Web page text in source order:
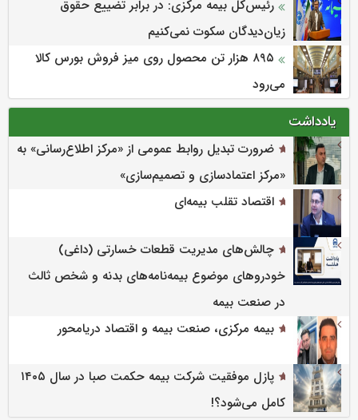
رئیس‌کل بیمه مرکزی: در برابر تضییع حقوق
زیان‌دیدگان سکوت نمی‌کنیم
۸۹۵ هزار تن محصول روی میز فروش بورس کالا
می‌‌رود
یادداشت
ضرورت تبدیل روابط عمومی از «مرکز اطلاع‌رسانی» به
«مرکز اعتمادسازی و تصمیم‌سازی»
اقتصاد تقلب بیمه‌ای
چالش‌های مدیریت قطعات خسارتی (داغی)
خودروهای موضوع بیمه‌نامه‌های بدنه و شخص ثالث
در صنعت بیمه
بیمه مرکزی، صنعت بیمه و اقتصاد دریامحور
پازل موفقیت شرکت بیمه حکمت صبا در سال ۱۴۰۵
کامل می‌شود؟!